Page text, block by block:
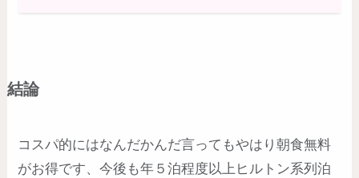
結論
コスパ的にはなんだかんだ言ってもやはり朝食無料
がお得です、今後も年５泊程度以上ヒルトン系列泊